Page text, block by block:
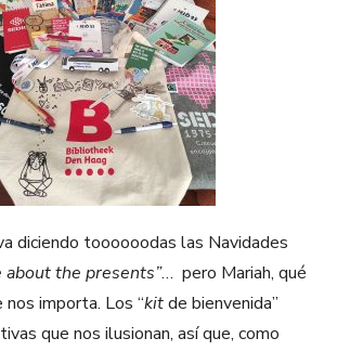
diciendo toooooodas las Navidades
about the presents”… pero Mariah, qué
importa. Los “kitde bienvenida”
que nos ilusionan, así que, como